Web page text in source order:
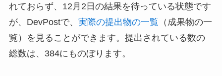
れておらず、12月2日の結果を待っている状態です
が、DevPostで、 実際の提出物の一覧 （成果物の一
覧）を見ることができます。提出されている数の
総数は、384にものぼります。